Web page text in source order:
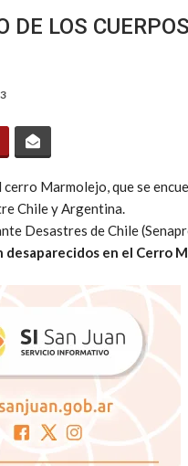
LOS
Marmolejo, que se
Chile y Argentina.
Desastres de Chile
en el Cerro